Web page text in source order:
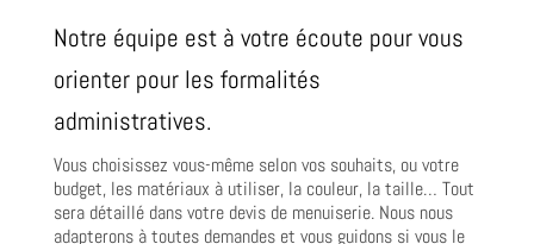
Notre équipe est à votre écoute pour vous
orienter pour les formalités
administratives.
Vous choisissez vous-même selon vos souhaits, ou votre
budget, les matériaux à utiliser, la couleur, la taille… Tout
sera détaillé dans votre devis de menuiserie. Nous nous
adapterons à toutes demandes et vous guidons si vous le